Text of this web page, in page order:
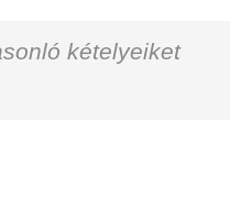
kételyeiket